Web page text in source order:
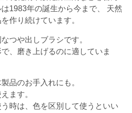
1983年の誕生から今まで、 天然
作り続けています。
つや出しブラシです。
、磨き上げるのに適していま
品のお手入れにも。
ます。
時は、色を区別して使うといい